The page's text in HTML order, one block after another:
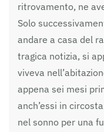
ritrovamento, ne
Solo
andare a casa del
tragica notizia, si
viveva
appena sei mesi
anch’essi in
nel sonno per una